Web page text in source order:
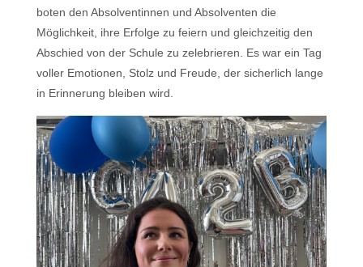
boten den Absolventinnen und Absolventen die
Möglichkeit, ihre Erfolge zu feiern und gleichzeitig den
Abschied von der Schule zu zelebrieren. Es war ein Tag
voller Emotionen, Stolz und Freude, der sicherlich lange
in Erinnerung bleiben wird.